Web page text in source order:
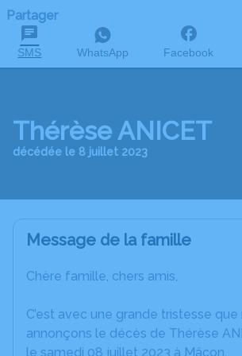
Partager
SMS WhatsApp Facebook
Thérèse ANICET
décédée le 8 juillet 2023
Message de la famille
Chère famille, chers amis,
C’est avec une grande tristesse que
annonçons le décès de Thérèse
le samedi 08 juillet 2023 à Mâcon.